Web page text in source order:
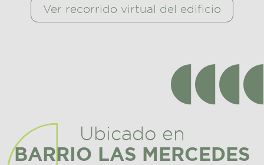
Ver recorrido virtual del edificio
Ubicado en
BARRIO LAS MERCEDES